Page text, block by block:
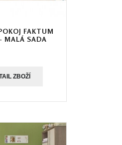
FAKTUM
MALÁ SADA
ZBOŽÍ